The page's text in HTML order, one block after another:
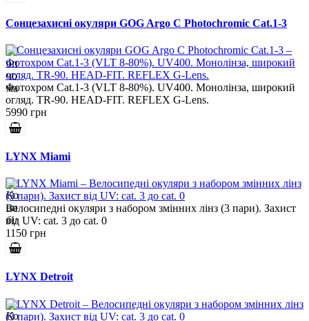
Сонцезахисні окуляри GOG Argo C Photochromic Cat.1-3
Фотохром Cat.1-3 (VLT 8-80%). UV400. Монолінза, широкий
огляд. TR-90. HEAD-FIT. REFLEX G-Lens.
5990 грн
LYNX Miami
Велосипедні окуляри з набором змінних лінз (3 пари). Захист
від UV: cat. 3 до cat. 0
1150 грн
LYNX Detroit